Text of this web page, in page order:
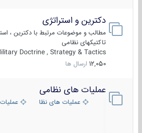
دکترین و استراتژی
مطالب و موضوعات مرتبط با دکترین ،
تاکتیکهای نظامی
Military Doctrine , Strategy & Tactics
12,050 ارسال ها
عملیات های نظامی
عملیات های نظامی ایرانعملیات